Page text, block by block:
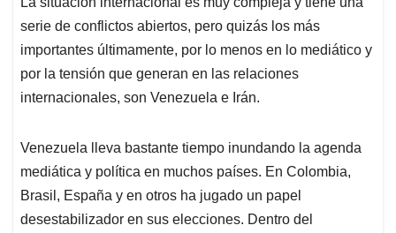
s
A
p
p
b
o
o
k
e
d
I
n
l
a
d
s
serie de conflictos abiertos, pero quizás los más
importantes últimamente, por lo menos en lo mediático y
por la tensión que generan en las relaciones
internacionales, son Venezuela e Irán.
Venezuela lleva bastante tiempo inundando la agenda
mediática y política en muchos países. En Colombia,
Brasil, España y en otros ha jugado un papel
desestabilizador en sus elecciones. Dentro del